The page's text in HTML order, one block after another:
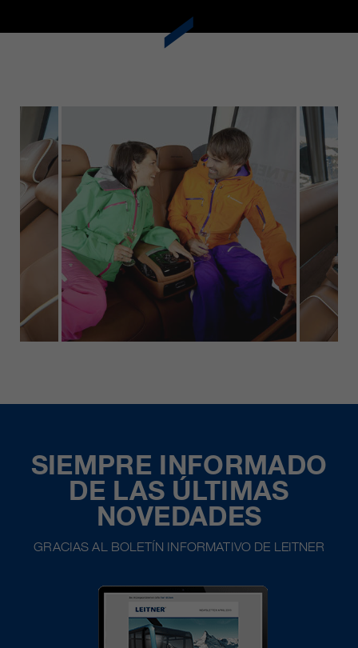
SIEMPRE INFORMADO
DE LAS ÚLTIMAS
NOVEDADES
GRACIAS AL BOLETÍN INFORMATIVO DE LEITNER